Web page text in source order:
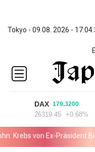
Tokyo - 09.08. 2026 -
DAX 179.3200
26319.45 +0.68%
von Ex-Präsident